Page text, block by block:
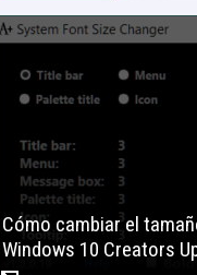
Cómo cambiar el
Windows 10 Creators